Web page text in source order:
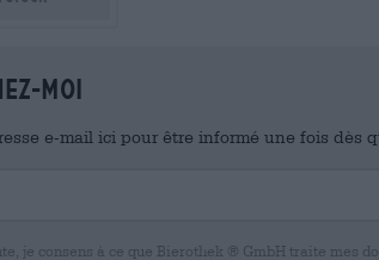
moi
e-mail ici pour être informé une fois dès
je consens à ce que Bierothek ® GmbH traite mes